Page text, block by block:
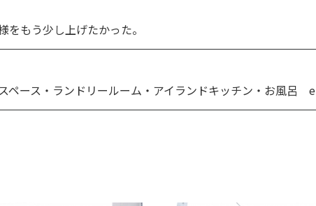
をもう少し上げたかった。
ペース・ランドリールーム・アイランドキッチン・お風呂